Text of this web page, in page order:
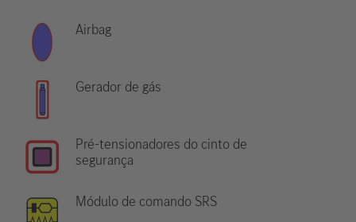
Airbag
Gerador de gás
Pré-tensionadores do cinto de
segurança
Módulo de comando SRS